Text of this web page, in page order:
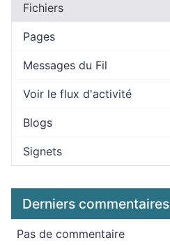
Fichiers
Pages
Messages du Fil
Voir le flux d'activité
Blogs
Signets
Derniers commentaires
Pas de commentaire